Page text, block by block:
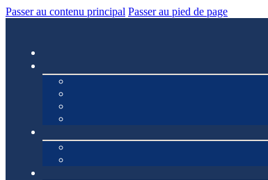
Passer au contenu principal Passer au pied de page